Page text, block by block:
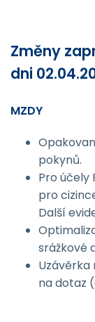
Změny
dni
MZDY
pokynů.
Pro účely
pro
Další
srážkové
Uzávěrka
na dotaz